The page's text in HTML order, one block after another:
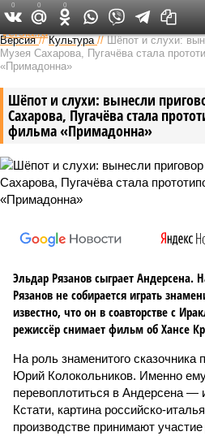
Федеральный
Версия //Культура //Шёпот и слухи:
Музея Сахарова, Пугачёва стала
«Примадонна»
Шёпот и слухи: вынесли
Сахарова, Пугачёва стала
фильма «Примадонна»
Эльдар Рязанов сыграет Андерсена.
Рязанов не собирается играть
известно, что он в соавторстве с
режиссёр снимает фильм об Хансе
На роль знаменитого сказочника
Юрий Колокольников. Именно
перевоплотиться в Андерсена —
Кстати, картина российско-
производстве принимают
0 0 0